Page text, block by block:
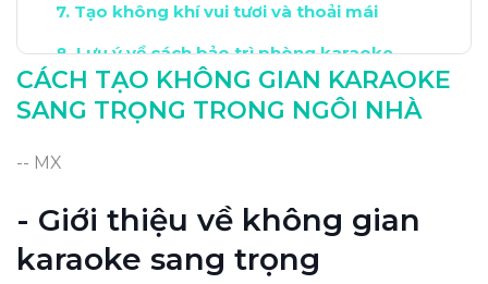
Tạo không khí vui tươi và thoải mái
Lưu ý về cách bảo trì phòng karaoke
Kết luận: Tạo không gian lý tưởng cho bạn
CÁCH TẠO KHÔNG GIAN KARAOKE
SANG TRỌNG TRONG NGÔI NHÀ
-- MX
- Giới thiệu về không gian
karaoke sang trọng